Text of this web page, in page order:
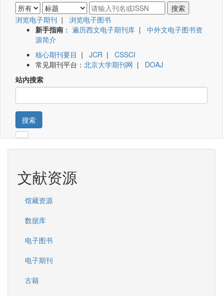
浏览电子期刊 | 浏览电子图书
新手指南 ： 遍历西文电子期刊库 | 中外文电子图书资
源简介
核心期刊要目 | JCR | CSSCI
常见期刊平台： 北京大学期刊网 | DOAJ
站内搜索
搜索
文献资源
馆藏资源
数据库
电子图书
电子期刊
古籍